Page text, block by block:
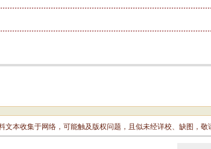
文本收集于网络，可能触及版权问题，且似未经详校、缺图，